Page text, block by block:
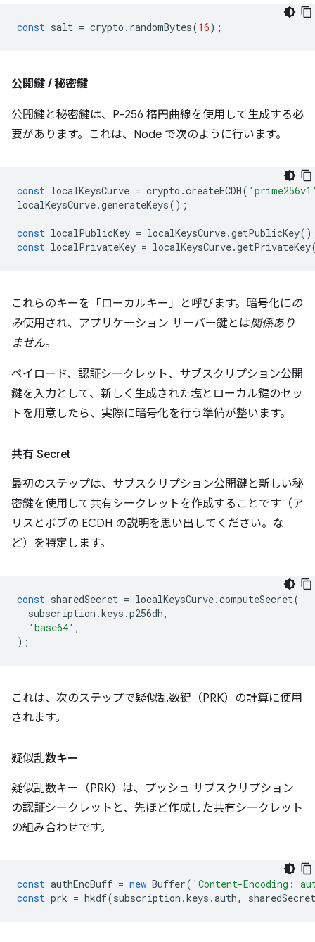
const salt = crypto . randomBytes(16);
公開鍵 / 秘密鍵
公開鍵と秘密鍵は、P-256 楕円曲線を使用して生成する必
要があります。これは、Node で次のように行います。
const localKeysCurve = crypto .createECDH(
localKeysCurve.generateKeys();
const localPublicKey = localKeysCurve.getPublicKey
const localPrivateKey = localKeysCurve.getPrivateKey
これらのキーを「ローカルキー」と呼びます。暗号化にの
み使用され、アプリケーション サーバー鍵とは関係あり
ません。
ペイロード、認証シークレット、サブスクリプション公開
鍵を入力として、新しく生成された塩とローカル鍵のセッ
トを用意したら、実際に暗号化を行う準備が整います。
共有 Secret
最初のステップは、サブスクリプション公開鍵と新しい秘
密鍵を使用して共有シークレットを作成することです（ア
リスとボブの ECDH の説明を思い出してください。な
ど）を特定します。
const sharedSecret = localKeysCurve.computeSecret(
subscription .keys .p256dh,
'base64' ,
);
これは、次のステップで疑似乱数鍵（PRK）の計算に使用
されます。
疑似乱数キー
疑似乱数キー（PRK）は、プッシュ サブスクリプション
の認証シークレットと、先ほど作成した共有シークレット
の組み合わせです。
const authEncBuff = new Buffer( 'Content-Encoding:
const prk = hkdf(subscription .keys .auth, sharedSecret